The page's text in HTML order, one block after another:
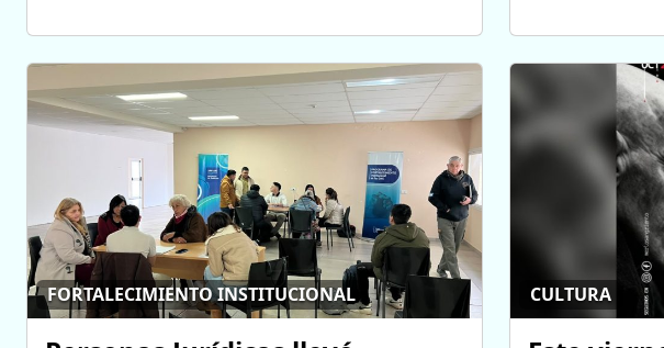
FORTALECIMIENTO INSTITUCIONAL CULTURA